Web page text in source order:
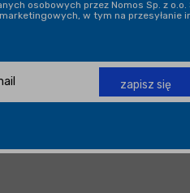
osobowych przez Nomos Sp. z o.o.
w tym na przesyłanie
zapisz się